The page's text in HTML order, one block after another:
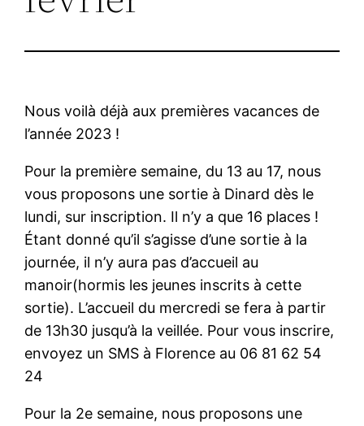
Nous voilà déjà aux premières vacances de
l’année 2023 !
Pour la première semaine, du 13 au 17, nous
vous proposons une sortie à Dinard dès le
lundi, sur inscription. Il n’y a que 16 places !
Étant donné qu’il s’agisse d’une sortie à la
journée, il n’y aura pas d’accueil au
manoir(hormis les jeunes inscrits à cette
sortie). L’accueil du mercredi se fera à partir
de 13h30 jusqu’à la veillée. Pour vous inscrire,
envoyez un SMS à Florence au 06 81 62 54
24
Pour la 2e semaine, nous proposons une